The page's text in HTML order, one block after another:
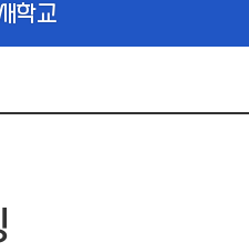
학교